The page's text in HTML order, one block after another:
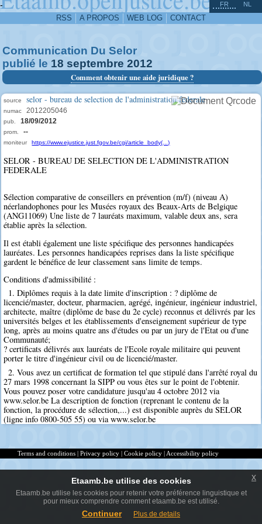
-
RSS A PROPOS WEB LOG CONTACT
FR NL
Communication Du Selor
publié le 18 septembre 2012
Comment obtenir une aide juridique ?
source selor - bureau de selection de l'administration federale
numac 2012205046
pub. 18/09/2012
prom. --
moniteur https://www.ejustice.just.fgov.be/cgi/article_body(...)
SELOR - BUREAU DE SELECTION DE L'ADMINISTRATION
FEDERALE
Sélection comparative de conseillers en prévention (m/f) (niveau A)
néerlandophones pour les Musées royaux des Beaux-Arts de Belgique
(ANG11069) Une liste de 7 lauréats maximum, valable deux ans, sera
établie après la sélection.
Il est établi également une liste spécifique des personnes handicapées
lauréates. Les personnes handicapées reprises dans la liste spécifique
gardent le bénéfice de leur classement sans limite de temps.
Conditions d'admissibilité :
1. Diplômes requis à la date limite d'inscription : ? diplôme de
licencié/master, docteur, pharmacien, agrégé, ingénieur, ingénieur industriel,
architecte, maître (diplôme de base du 2e cycle) reconnus et délivrés par les
universités belges et les établissements d'enseignement supérieur de type
long, après au moins quatre ans d'études ou par un jury de l'Etat ou d'une
Communauté;
? certificats délivrés aux lauréats de l'Ecole royale militaire qui peuvent
porter le titre d'ingénieur civil ou de licencié/master.
2. Vous avez un certificat de formation tel que stipulé dans l'arrêté royal du
27 mars 1998 concernant la SIPP ou vous êtes sur le point de l'obtenir.
Vous pouvez poser votre candidature jusqu'au 4 octobre 2012 via
www.selor.be La description de fonction (reprenant le contenu de la
fonction, la procédure de sélection,...) est disponible auprès du SELOR
(ligne info 0800-505 55) ou via www.selor.be
^
Terms and conditions | Privacy policy | Cookie policy | Accessibility policy
Etaamb.be utilise des cookies
Etaamb.be utilise les cookies pour retenir votre préférence linguistique et
pour mieux comprendre comment etaamb.be est utilisé.
Continuer Plus de details
x